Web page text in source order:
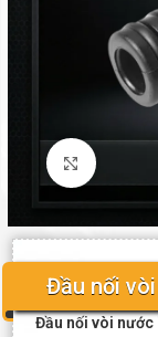
Click to
Đầu nối
Đầu nối vòi nước